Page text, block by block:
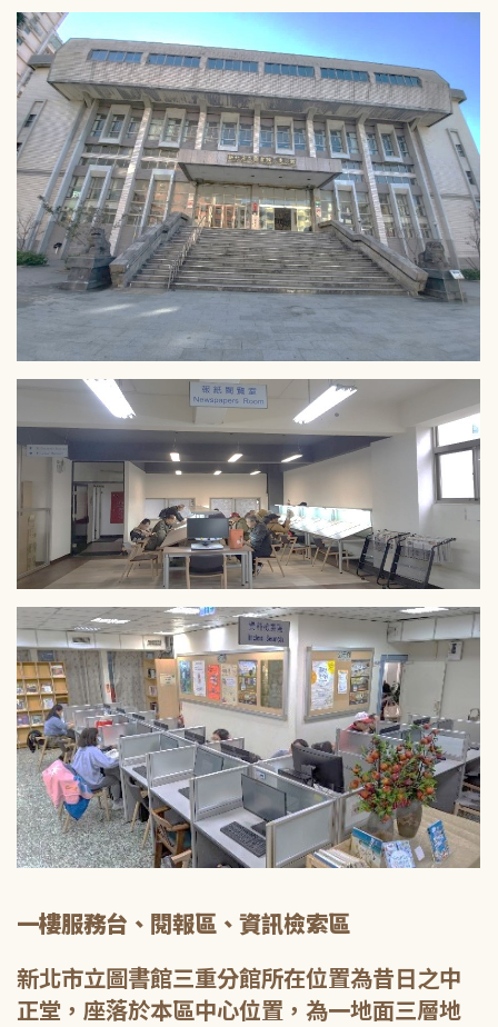
一樓服務台、閱報區、資訊檢索區
新北市立圖書館三重分館所在位置為昔日之中
正堂，座落於本區中心位置，為一地面三層地